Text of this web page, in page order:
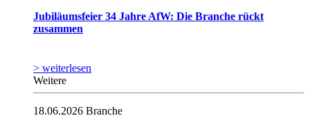
Jubiläumsfeier 34 Jahre AfW: Die Branche rückt
zusammen
> weiterlesen
Weitere
18.06.2026 Branche